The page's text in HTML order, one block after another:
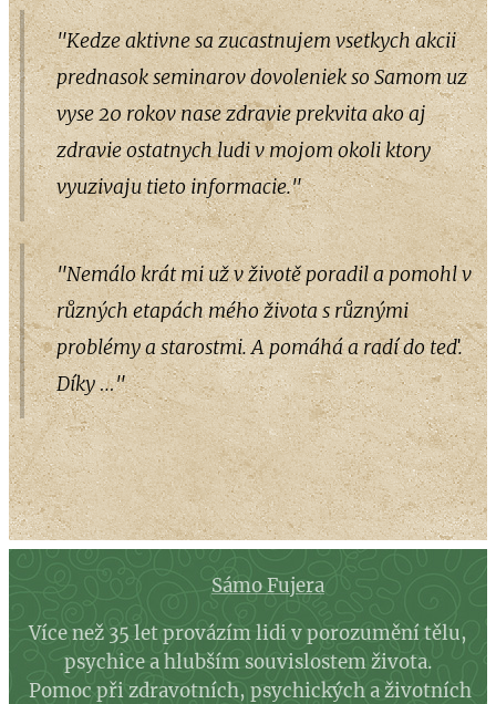
"Kedze aktivne sa zucastnujem vsetkych akcii
prednasok seminarov dovoleniek so Samom uz
vyse 20 rokov nase zdravie prekvita ako aj
zdravie ostatnych ludi v mojom okoli ktory
vyuzivaju tieto informacie."
"Nemálo krát mi už v životě poradil a pomohl v
různých etapách mého života s různými
problémy a starostmi. A pomáhá a radí do teď.
Díky …"
Sámo Fujera
Více než 35 let provázím lidi v porozumění tělu,
psychice a hlubším souvislostem života.
Pomoc při zdravotních, psychických a životních